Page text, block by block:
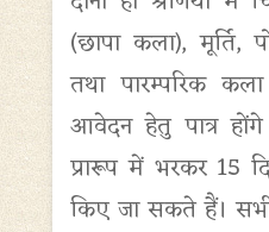
(छापा कला), मूर्ति,
तथा पारम्परिक
आवेदन हेतु पात्र होंगे
प्रारूप में भरकर 15
किए जा सकते हैं।